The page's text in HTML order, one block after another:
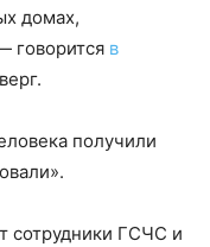
домах,
говорится в
получили
сотрудники ГСЧС и